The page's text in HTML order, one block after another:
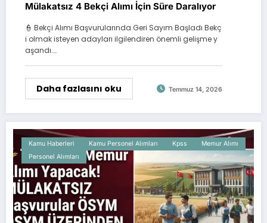
Mülakatsız 4 Bekçi Alımı İçin Süre Daralıyor
👮 Bekçi Alımı Başvurularında Geri Sayım Başladı Bekç
i olmak isteyen adayları ilgilendiren önemli gelişme y
aşandı.…
Daha fazlasını oku Temmuz 14, 2026
Kamu Haberleri Kamu Personel Alımları Kpss
Memur Alımı
Personel Alımları